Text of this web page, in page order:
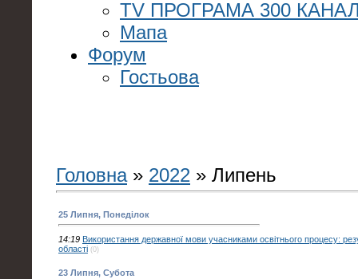
TV ПРОГРАМА 300
Мапа
Форум
Гостьова
Головна» 2022 » Липень
25 Липня, Понеділок
14:19 Використання державної мови учасниками освітнього процесу:
області (0)
23 Липня, Субота